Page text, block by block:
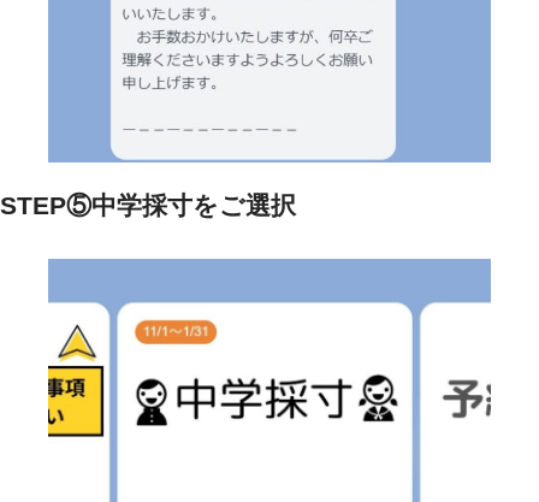
STEP⑤中学採寸をご選択